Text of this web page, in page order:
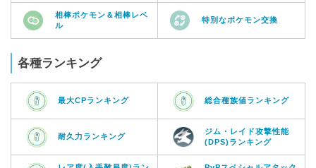
相棒ポケモン＆相棒レベ
ル
特別なポケモン交換
各種ランキング
最大CPランキング 総合種族値ランキング
耐久力ランキング
ジム・レイド攻撃性能
(DPS)ランキング